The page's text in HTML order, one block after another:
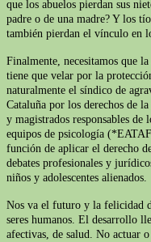
que los abuelos pierdan sus
padre o de una madre? Y los
también pierdan el vínculo en
Finalmente, necesitamos que
tiene que velar por la
naturalmente el síndico de
Cataluña por los derechos de
y magistrados responsables de
equipos de psicología
función de aplicar el derecho
debates profesionales y
niños y adolescentes alienados.
Nos va el futuro y la felicidad
seres humanos. El desarrollo
afectivas, de salud. No actuar